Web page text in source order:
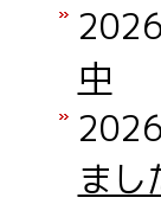
中
まし